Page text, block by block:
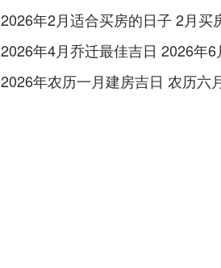
2026年2月适合买房的日子 2月买
2026年农历一月建房吉日 农历六